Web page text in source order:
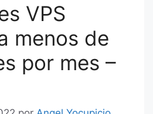
VPS
menos de
por mes –